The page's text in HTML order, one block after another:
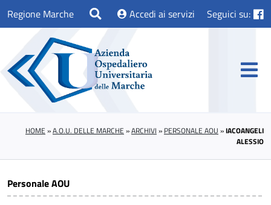
Regione Marche Accedi ai servizi Seguici su:
HOME »A.O.U. DELLE MARCHE »ARCHIVI » PERSONALE AOU »IACOANGELI
ALESSIO
Personale AOU